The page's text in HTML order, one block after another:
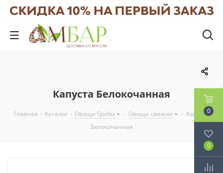
Капуста Белокочанная
Главная - Каталог - Овощи Грибы - Овощи свежие - Капуста
Белокочанная
0
0